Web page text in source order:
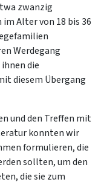
zwanzig
Alter von 18 bis 36
Werdegang
die
diesem Übergang
und den Treffen mit
konnten wir
formulieren, die
sollten, um den
die sie zum